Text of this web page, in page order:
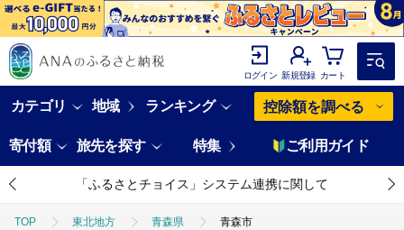
ログイン 新規登録 カート
カテゴリ 地域 ランキング 控除額を調べる
寄付額 旅先を探す 特集 ご利用ガイド
「ふるさとチョイス」システム連携に関して
TOP 東北地方 青森県 青森市